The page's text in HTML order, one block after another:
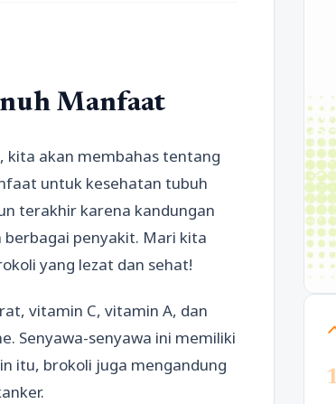
Manfaat
kita akan membahas tentang
untuk kesehatan tubuh
terakhir karena kandungan
penyakit. Mari kita
yang lezat dan sehat!
vitamin C, vitamin A, dan
Senyawa-senyawa ini memiliki
itu, brokoli juga mengandung